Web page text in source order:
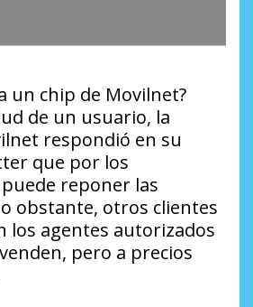
un chip de Movilnet?
de un usuario, la
respondió en su
que por los
reponer las
obstante, otros clientes
los agentes autorizados
pero a precios